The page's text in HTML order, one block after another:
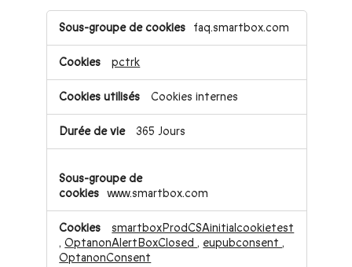
Cookies
strictement
nécessaires
faq.smartbox.com
pctrk
Cookies internes
365 Jours
www.smartbox.com
smartboxProdCSAinitialcookietest
,OptanonAlertBoxClosed, eupubconsent,
OptanonConsent